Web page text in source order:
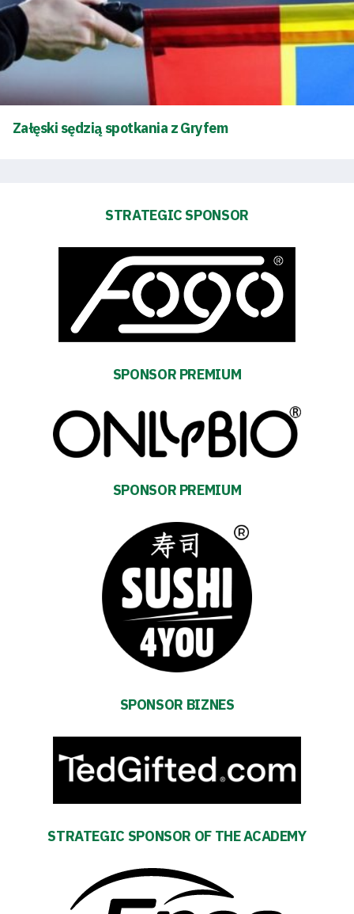
Accessibility
Contact
team
Załęski sędzią spotkania z Gryfem
STRATEGIC SPONSOR
SPONSOR PREMIUM
SPONSOR PREMIUM
SPONSOR BIZNES
STRATEGIC SPONSOR OF THE ACADEMY